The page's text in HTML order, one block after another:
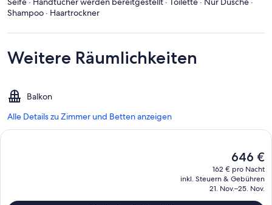
Shampoo · Haartrockner
Weitere Räumlichkeiten
Balkon
Alle Details zu Zimmer und Betten anzeigen
Der
aktuelle
Preis
beträgt
646 €.
646 €
162 € pro Nacht
inkl. Steuern & Gebühren
21. Nov.–25. Nov.